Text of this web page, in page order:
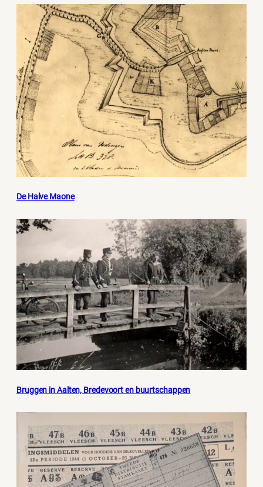
De Halve Maone
Bruggen in Aalten, Bredevoort en buurtschappen